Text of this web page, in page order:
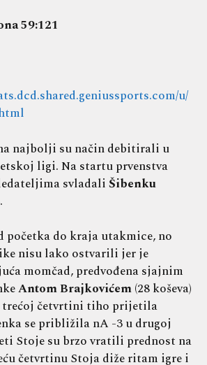
59:121
u/
najbolji su način debitirali u
ligi. Na startu prvenstva
svladaliŠibenku
početka do kraja utakmice, no
nisu lako ostvarili jer je
momčad, predvođena sjajnim
Antom Brajkovićem(28 koševa)
trećoj četvrtini tiho prijetila
se približila nA -3 u drugoj
Stoje su brzo vratili prednost na
četvrtinu Stoja diže ritam igre i